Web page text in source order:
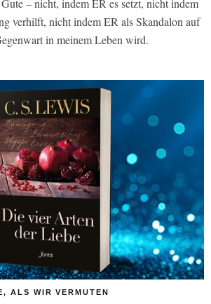
– nicht, indem ER es setzt, nicht indem
verhilft, nicht indem ER als Skandalon auf
in meinem Leben wird.
ALS WIR VERMUTEN